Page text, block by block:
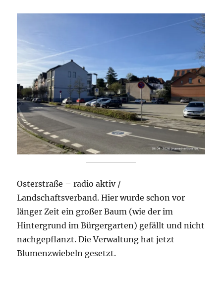
Osterstraße – radio aktiv /
Landschaftsverband. Hier wurde schon vor
länger Zeit ein großer Baum (wie der im
Hintergrund im Bürgergarten) gefällt und nicht
nachgepflanzt. Die Verwaltung hat jetzt
Blumenzwiebeln gesetzt.